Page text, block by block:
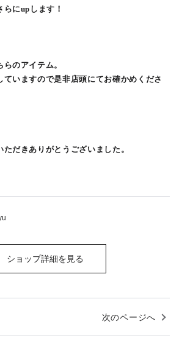
にupします！
のアイテム。
ていますので是非店頭にてお確かめくださ
だきありがとうございました。
ショップ詳細を見る
次のページへ